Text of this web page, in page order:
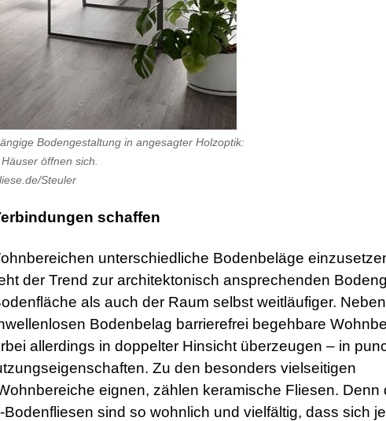
Bodengestaltung in angesagter Holzoptik:
öffnen sich.
Steuler
schaffen
unterschiedliche Bodenbeläge
der Trend zur architektonisch ansprechenden
als auch der Raum selbst weitläufiger.
Bodenbelag barrierefrei begehbare
allerdings in doppelter Hinsicht überzeugen – in
Zu den besonders vielseitigen
eignen, zählen keramische Fliesen. Denn
sind so wohnlich und vielfältig, dass sich